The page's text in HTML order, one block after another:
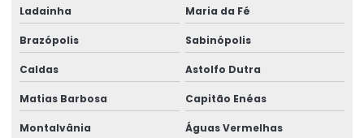
Treinamento para operadores de ponte rolante
Treinamento de ponte rolante
Trilhos de rolamento para pontes rolantes
Ladainha Maria da Fé
Brazópolis Sabinópolis
Caldas Astolfo Dutra
Matias Barbosa Capitão Enéas
Montalvânia Águas Vermelhas